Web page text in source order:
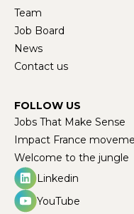
Team
Job Board
News
Contact us
FOLLOW US
Jobs That Make Sense
Impact France
Welcome to the jungle
Linkedin
YouTube